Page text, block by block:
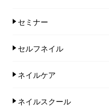
セミナー
セルフネイル
ネイルケア
ネイルスクール